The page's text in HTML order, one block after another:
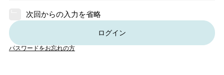
次回からの入力を省略
ログイン
パスワードをお忘れの方